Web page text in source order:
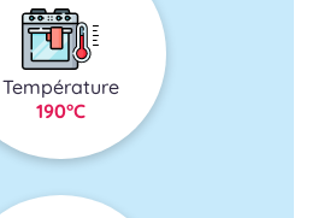
Température
190°C